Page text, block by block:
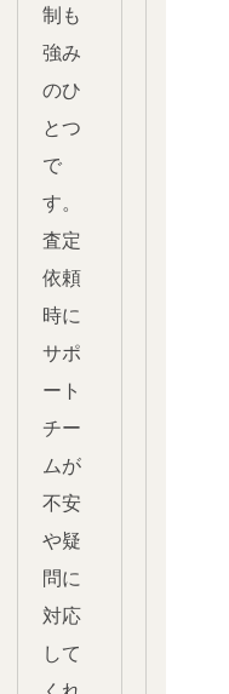
制も
強み
のひ
とつ
で
す。
査定
依頼
時に
サポ
ート
チー
ムが
不安
や疑
問に
対応
して